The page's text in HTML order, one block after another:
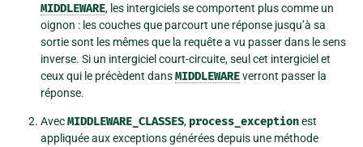
MIDDLEWARE, les intergiciels se comportent plus comme un
oignon : les couches que parcourt une réponse jusqu’à sa
sortie sont les mêmes que la requête a vu passer dans le sens
inverse. Si un intergiciel court-circuite, seul cet intergiciel et
ceux qui le précèdent dansMIDDLEWAREverront passer la
réponse.
AvecMIDDLEWARE_CLASSES, process_exceptionest
appliquée aux exceptions générées depuis une méthode